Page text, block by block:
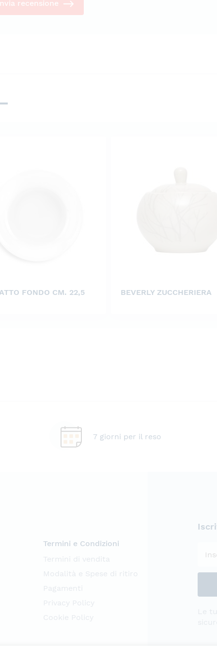
recensione
FONDO CM. 22,5 BEVERLY ZUCCHERIERA
7 giorni per il reso
Termini e Condizioni
Termini di vendita
Modalità e Spese di ritiro
Pagamenti
Privacy Policy
Cookie Policy